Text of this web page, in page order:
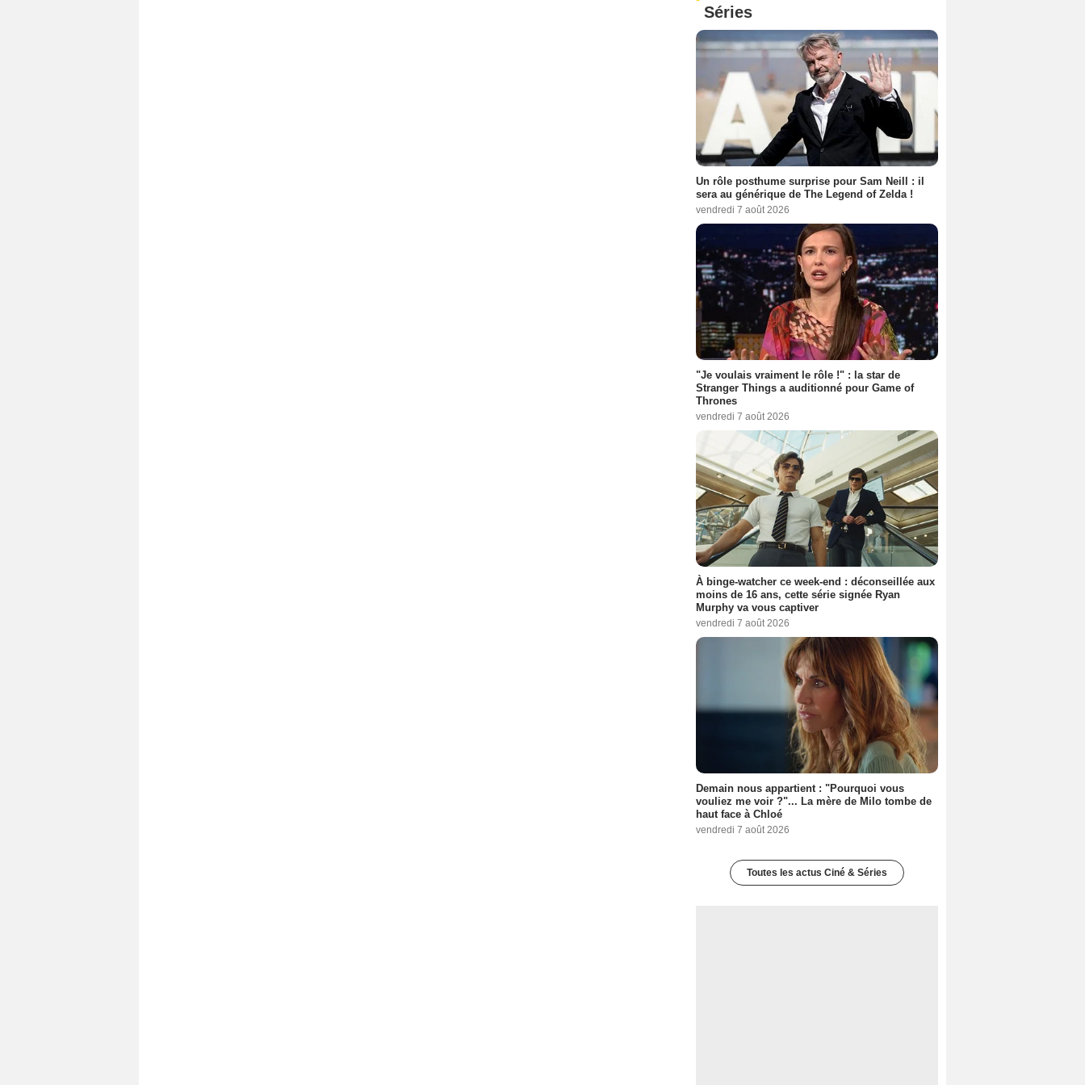
Séries
Un rôle posthume surprise pour Sam Neill : il
sera au générique de The Legend of Zelda !
vendredi 7 août 2026
"Je voulais vraiment le rôle !" : la star de
Stranger Things a auditionné pour Game of
Thrones
vendredi 7 août 2026
À binge-watcher ce week-end : déconseillée aux
moins de 16 ans, cette série signée Ryan
Murphy va vous captiver
vendredi 7 août 2026
Demain nous appartient : "Pourquoi vous
vouliez me voir ?"... La mère de Milo tombe de
haut face à Chloé
vendredi 7 août 2026
Toutes les actus Ciné & Séries